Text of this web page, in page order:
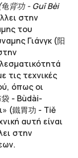
背功 - Guī Bèi
στην
του
Γιάνγκ (阳
τις τεχνικές
όπως οι
- Bùdài-
(鐵胃功 - Tiě
αυτή είναι
στην